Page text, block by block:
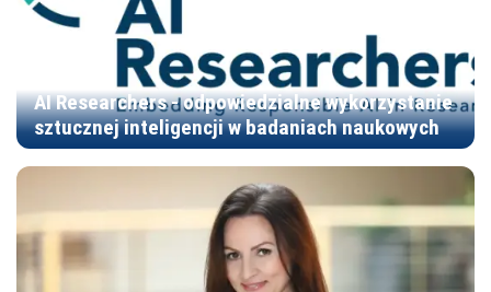
AI Researchers - odpowiedzialne wykorzystanie
sztucznej inteligencji w badaniach naukowych